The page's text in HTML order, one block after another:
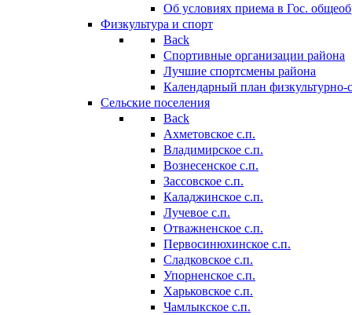
Об условиях приема в Гос.
Физкультура и спорт
Back
Спортивные организации района
Лучшие спортсмены района
Календарный план
Сельские поселения
Back
Ахметовское с.п.
Владимирское с.п.
Вознесенское с.п.
Зассовское с.п.
Каладжинское с.п.
Лучевое с.п.
Отважненское с.п.
Первосинюхинское с.п.
Сладковское с.п.
Упорненское с.п.
Харьковское с.п.
Чамлыкское с.п.